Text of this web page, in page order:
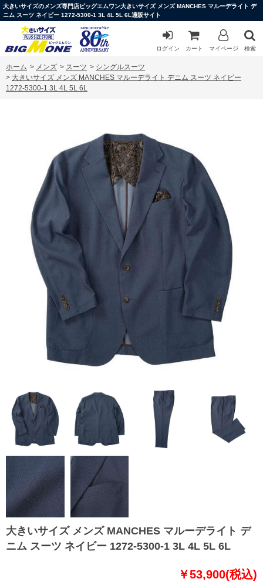
大きいサイズのメンズ専門店ビッグエムワン大きいサイズ メンズ MANCHES マルーデライト デ
ニム スーツ ネイビー 1272-5300-1 3L 4L 5L 6L通販サイト
ログイン カート マイページ 検索
ホーム > メンズ > スーツ > シングルスーツ
> 大きいサイズ メンズ MANCHES マルーデライト デニム スーツ ネイビー
1272-5300-1 3L 4L 5L 6L
大きいサイズ メンズ MANCHES マルーデライト デ
ニム スーツ ネイビー 1272-5300-1 3L 4L 5L 6L
￥53,900(税込)